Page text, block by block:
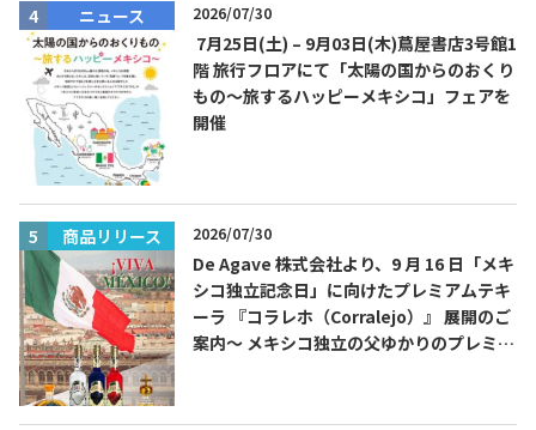
ニュース 2026/07/30
7月25日(土) – 9月03日(木)蔦屋書店3号館1
階 旅行フロアにて「太陽の国からのおくり
もの～旅するハッピーメキシコ」フェアを
開催
商品リリース 2026/07/30
De Agave 株式会社より、9 月 16 日「メキ
シコ独立記念日」に向けたプレミアムテキ
ーラ 『コラレホ（Corralejo）』 展開のご
案内〜 メキシコ独立の父ゆかりのプレミア